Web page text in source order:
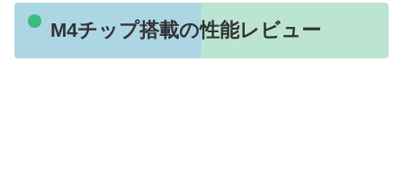
M4チップ搭載の性能レビュー